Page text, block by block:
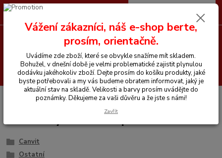
Hledat
+420 605 255 500 0 Kč
Vitamíny a krmiva pro koně
Vitamíny a krmiva pro koně
Canvit
Ostatní
Vážení zákazníci, náš e-shop berte,
prosím, orientačně.
Uvádíme zde zboží, které se obvykle snažíme mít skladem.
Bohužel, v dnešní době je velmi problematické zajistit plynulou
dodávku jakéhokoliv zboží. Dejte prosím do košíku produkty, jaké
byste potřebovali a my vás budeme obratem informovat, jaký je
aktuální stav na skladě. Velikosti a barvy prosím uvádějte do
poznámky. Děkujeme za vaši důvěru a že jste s námi!
Zavřít